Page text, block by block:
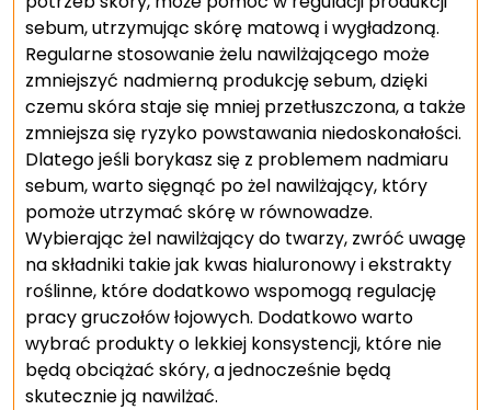
sebum, utrzymując skórę matową i wygładzoną.
Regularne stosowanie żelu nawilżającego może
zmniejszyć nadmierną produkcję sebum, dzięki
czemu skóra staje się mniej przetłuszczona, a także
zmniejsza się ryzyko powstawania niedoskonałości.
Dlatego jeśli borykasz się z problemem nadmiaru
sebum, warto sięgnąć po żel nawilżający, który
pomoże utrzymać skórę w równowadze.
Wybierając żel nawilżający do twarzy, zwróć uwagę
na składniki takie jak kwas hialuronowy i ekstrakty
roślinne, które dodatkowo wspomogą regulację
pracy gruczołów łojowych. Dodatkowo warto
wybrać produkty o lekkiej konsystencji, które nie
będą obciążać skóry, a jednocześnie będą
skutecznie ją nawilżać.